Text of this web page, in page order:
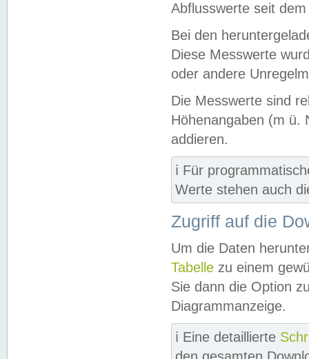
Abflusswerte seit
Bei den
Diese Messwerte
oder andere
Die Messwerte sind
Höhenangaben (m ü.
addieren.
ℹ️ Für
Werte stehen auch
Zugriff auf die
Um die Daten
Tabelle zu einem
Sie dann die Option
Diagrammanzeige.
ℹ️ Eine detaillierte